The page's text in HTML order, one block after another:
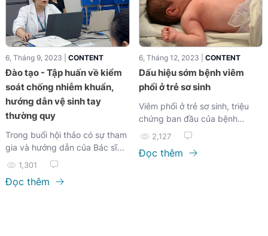
6, Tháng 9, 2023 | CONTENT
Đào tạo - Tập huấn về kiểm
soát chống nhiễm khuẩn,
hướng dẫn vệ sinh tay
thường quy
Trong buổi hội thảo có sự tham
gia và hướng dẫn của Bác sĩ
Đỗ Thị Phong Lan...
1,301
Đọc thêm
6, Tháng 12, 2023 | CONTENT
Dấu hiệu sớm bệnh viêm
phổi ở trẻ sơ sinh
Viêm phổi ở trẻ sơ sinh, triệu
chứng ban đầu của bệnh
thường không rõ ràng...
2,127
Đọc thêm